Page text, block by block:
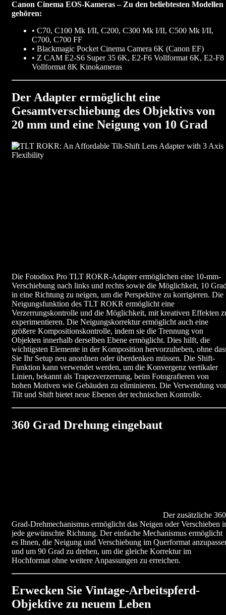
Canon Cinema EOS-Kameras – Zu den beliebtesten Modellen
gehören:
• C70, C100 Mk I/II, C200, C300 Mk I/II, C500 Mk I/II,
C700, C700 FF
• Blackmagic Pocket Cinema Camera 6K (Canon EF)
• Z CAM E2-S6 Super 35 6K, E2-F6 Vollformat 6K, E2-F8
Vollformat 8K Kinokameras
Der Adapter ermöglicht eine
Gesamtverschiebung des Objektivs von
20 mm und eine Neigung von 10 Grad
Die Fotodiox Pro TLT ROKR-Adapter ermöglichen eine 10-mm-
Verschiebung nach links und rechts sowie die Möglichkeit, 10
in eine Richtung zu neigen, um die Perspektive zu korrigieren. Die
Neigungsfunktion des TLT ROKR ermöglicht eine
Verzerrungskontrolle und die Möglichkeit, mit kreativen Effekten
experimentieren. Die Neigungskorrektur ermöglicht auch eine
größere Kompositionskontrolle, indem sie die Trennung von
Objekten innerhalb derselben Ebene ermöglicht. Dies hilft, die
wichtigsten Elemente in der Komposition hervorzuheben, ohne
Sie Ihr Setup neu anordnen oder überdenken müssen. Die Shift-
Funktion kann verwendet werden, um die Konvergenz vertikaler
Linien, bekannt als Trapezverzerrung, beim Fotografieren von
hohen Motiven wie Gebäuden zu eliminieren. Die Verwendung
Tilt und Shift bietet neue Ebenen der technischen Kontrolle.
360 Grad Drehung eingebaut
Der zusätzliche
Grad-Drehmechanismus ermöglicht das Neigen oder Verschieben
jede gewünschte Richtung. Der einfache Mechanismus ermöglicht
es Ihnen, die Neigung und Verschiebung im Querformat
und um 90 Grad zu drehen, um die gleiche Korrektur im
Hochformat ohne weitere Anpassungen zu erreichen.
Erwecken Sie Vintage-Arbeitspferd-
Objektive zu neuem Leben